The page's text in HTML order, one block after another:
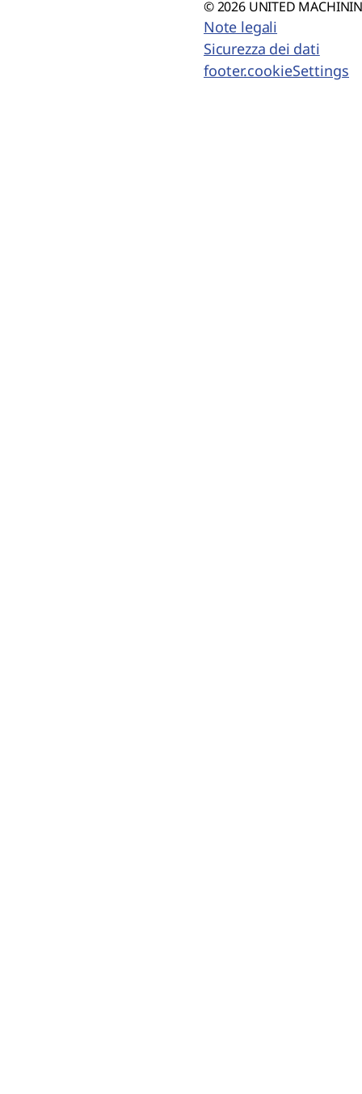
© 2026 UNITED
Note legali
Sicurezza dei dati
footer.cookieSettings